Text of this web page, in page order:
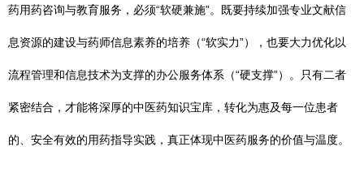
药用药咨询与教育服务，必须“软硬兼施”。既要持续加强专业文献信
息资源的建设与药师信息素养的培养（“软实力”），也要大力优化以
流程管理和信息技术为支撑的办公服务体系（“硬支撑”）。只有二者
紧密结合，才能将深厚的中医药知识宝库，转化为惠及每一位患者
的、安全有效的用药指导实践，真正体现中医药服务的价值与温度。